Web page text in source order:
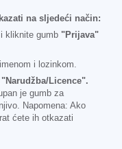
na sljedeći način:
i kliknite gumb "Prijava"
i lozinkom.
"Narudžba/Licence".
je gumb za
Napomena: Ako
ćete ih otkazati